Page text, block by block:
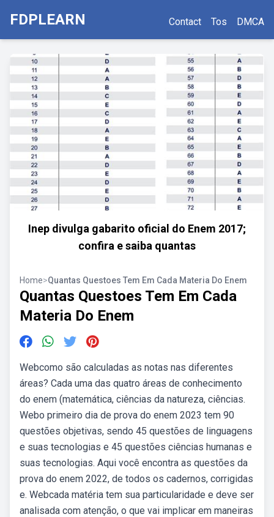
FDPLEARN Contact Tos DMCA
Inep divulga gabarito oficial do Enem 2017;
confira e saiba quantas
Home>Quantas Questoes Tem Em Cada Materia Do Enem
Quantas Questoes Tem Em Cada
Materia Do Enem
Webcomo são calculadas as notas nas diferentes
áreas? Cada uma das quatro áreas de conhecimento
do enem (matemática, ciências da natureza, ciências.
Webo primeiro dia de prova do enem 2023 tem 90
questões objetivas, sendo 45 questões de linguagens
e suas tecnologias e 45 questões ciências humanas e
suas tecnologias. Aqui você encontra as questões da
prova do enem 2022, de todos os cadernos, corrigidas
e. Webcada matéria tem sua particularidade e deve ser
analisada com atenção, o que vai implicar em maneiras